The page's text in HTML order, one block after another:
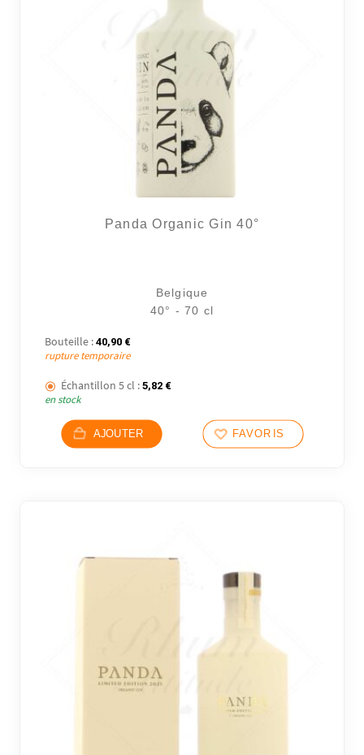
Panda Organic Gin 40°
Belgique
40° - 70 cl
Bouteille : 40,90 €
rupture temporaire
Échantillon 5 cl : 5,82 €
en stock
AJOUTER FAVORIS